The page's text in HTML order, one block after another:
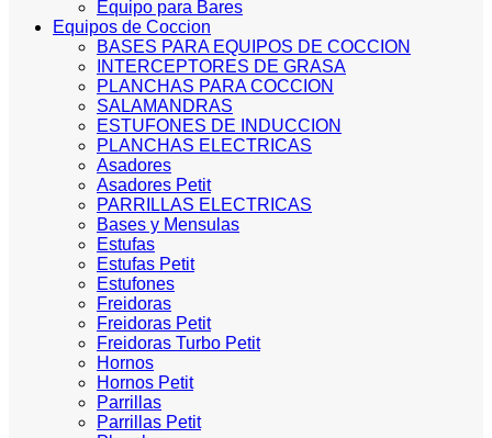
Equipo para Bares
Equipos de Coccion
BASES PARA EQUIPOS DE COCCION
INTERCEPTORES DE GRASA
PLANCHAS PARA COCCION
SALAMANDRAS
ESTUFONES DE INDUCCION
PLANCHAS ELECTRICAS
Asadores
Asadores Petit
PARRILLAS ELECTRICAS
Bases y Mensulas
Estufas
Estufas Petit
Estufones
Freidoras
Freidoras Petit
Freidoras Turbo Petit
Hornos
Hornos Petit
Parrillas
Parrillas Petit